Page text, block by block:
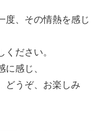
度、その情熱を感じ
ださい。
感じ、
どうぞ、お楽しみ